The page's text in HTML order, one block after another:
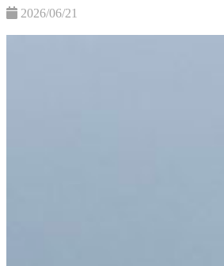
2026/06/21